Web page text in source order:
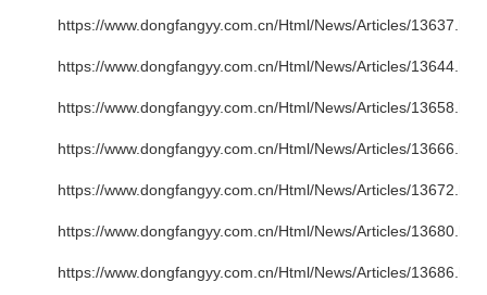
https://www.dongfangyy.com.cn/Html/News/Articles/13637.html
https://www.dongfangyy.com.cn/Html/News/Articles/13644.html
https://www.dongfangyy.com.cn/Html/News/Articles/13658.html
https://www.dongfangyy.com.cn/Html/News/Articles/13666.html
https://www.dongfangyy.com.cn/Html/News/Articles/13672.html
https://www.dongfangyy.com.cn/Html/News/Articles/13680.html
https://www.dongfangyy.com.cn/Html/News/Articles/13686.html